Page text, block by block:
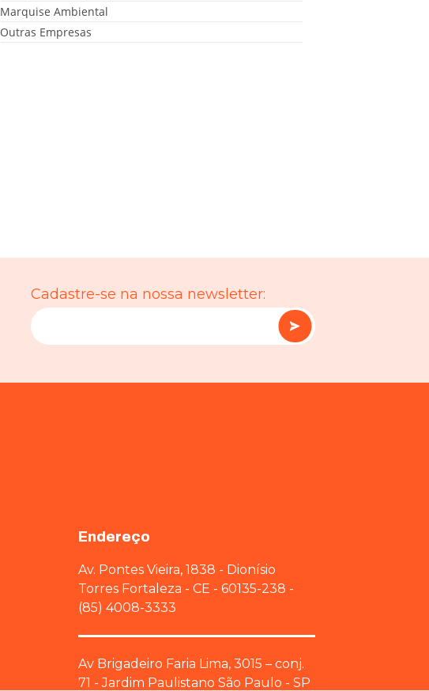
Marquise Ambiental
Outras Empresas
Cadastre-se na nossa newsletter:
Endereço
Av. Pontes Vieira, 1838 - Dionísio
Torres Fortaleza - CE - 60135-238 -
(85) 4008-3333
Av Brigadeiro Faria Lima, 3015 – conj.
71 - Jardim Paulistano São Paulo - SP